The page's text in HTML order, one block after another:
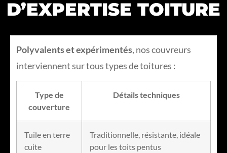
D’EXPERTISE TOITURE
Polyvalents et expérimentés, nos couvreurs
interviennent sur tous types de toitures :
Type de
couverture
Détails techniques
Tuile en terre
cuite
Traditionnelle, résistante, idéale
pour les toits pentus